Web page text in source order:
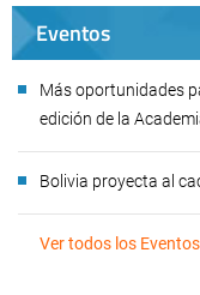
Eventos
Más oportunidades
edición de la
Bolivia proyecta al
Ver todos los